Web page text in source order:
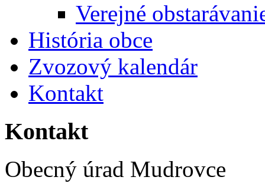
Verejné
História obce
Zvozový kalendár
Kontakt
Kontakt
Obecný úrad Mudrovce